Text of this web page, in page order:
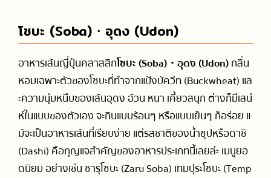
โซบะ (Soba)・อุดง (Udon)
อาหารเส้นญี่ปุ่นคลาสสิกโซบะ (Soba)・อุดง (Udon)กลิ่น
หอมเฉพาะตัวของโซบะที่ทำจากแป้งบัควีท (Buckwheat) แล
ะความนุ่มหนึบของเส้นอุดง อ้วน หนา เคี้ยวสนุก ต่างก็มีเสน่
ห์ในแบบของตัวเอง จะกินแบบร้อนๆ หรือแบบเย็นๆ ก็อร่อย แ
ม้จะเป็นอาหารเส้นที่เรียบง่าย แต่รสชาติของน้ำซุปหรือดาชิ
(Dashi) คือกุญแจสำคัญของอาหารประเภทนี้เลยล่ะ เมนูยอ
ดนิยม อย่างเช่น ซารุโซบะ (Zaru Soba) เทมปุระโซบะ (Temp